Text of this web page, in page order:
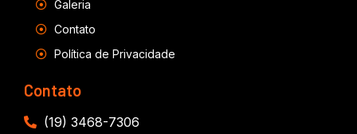
Galeria
Contato
Política de Privacidade
Contato
(19) 3468-7306